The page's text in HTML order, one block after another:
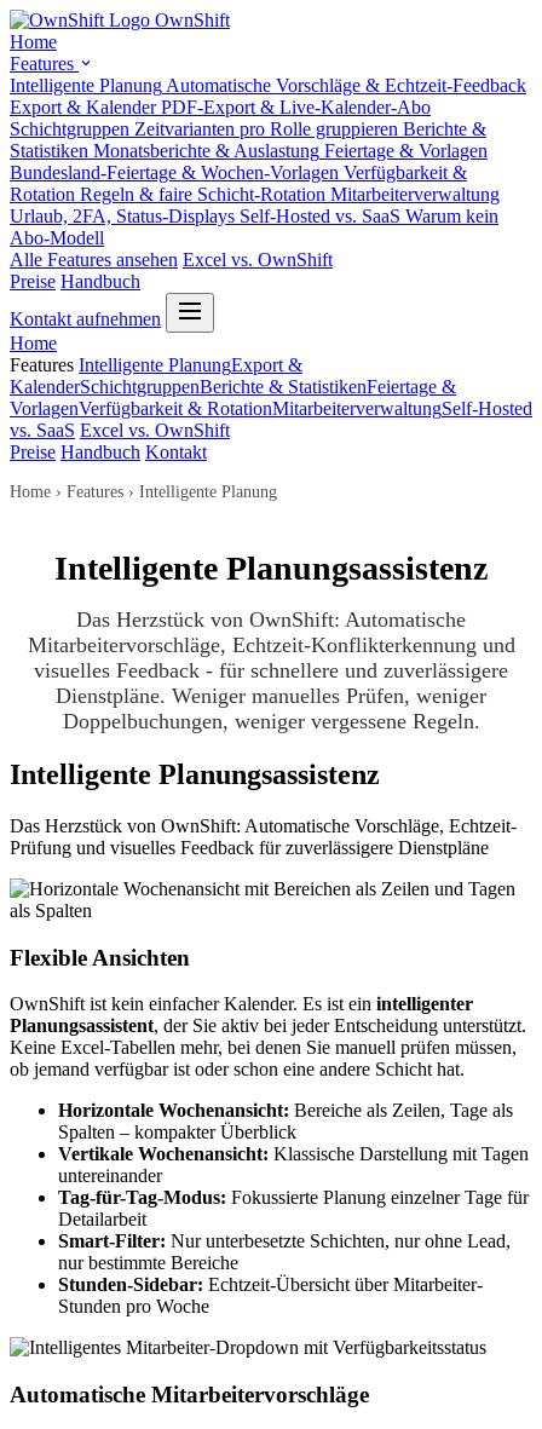
OwnShift
Home
Features
Intelligente Planung Automatische Vorschläge & Echtzeit-Feedback
Export & Kalender PDF-Export & Live-Kalender-Abo
Schichtgruppen Zeitvarianten pro Rolle gruppieren Berichte &
Statistiken Monatsberichte & Auslastung Feiertage & Vorlagen
Bundesland-Feiertage & Wochen-Vorlagen Verfügbarkeit &
Rotation Regeln & faire Schicht-Rotation Mitarbeiterverwaltung
Urlaub, 2FA, Status-Displays Self-Hosted vs. SaaS Warum kein
Abo-Modell
Alle Features ansehen Excel vs. OwnShift
Preise Handbuch
Kontakt aufnehmen
Home
Features Intelligente PlanungExport &
KalenderSchichtgruppenBerichte & StatistikenFeiertage &
VorlagenVerfügbarkeit & RotationMitarbeiterverwaltungSelf-Hosted
vs. SaaS Excel vs. OwnShift
Preise Handbuch Kontakt
Home › Features › Intelligente Planung
Intelligente Planungsassistenz
Das Herzstück von OwnShift: Automatische
Mitarbeitervorschläge, Echtzeit-Konflikterkennung und
visuelles Feedback - für schnellere und zuverlässigere
Dienstpläne. Weniger manuelles Prüfen, weniger
Doppelbuchungen, weniger vergessene Regeln.
Intelligente Planungsassistenz
Das Herzstück von OwnShift: Automatische Vorschläge, Echtzeit-
Prüfung und visuelles Feedback für zuverlässigere Dienstpläne
Flexible Ansichten
OwnShift ist kein einfacher Kalender. Es ist ein intelligenter
Planungsassistent, der Sie aktiv bei jeder Entscheidung unterstützt.
Keine Excel-Tabellen mehr, bei denen Sie manuell prüfen müssen,
ob jemand verfügbar ist oder schon eine andere Schicht hat.
Horizontale Wochenansicht: Bereiche als Zeilen, Tage als
Spalten – kompakter Überblick
Vertikale Wochenansicht: Klassische Darstellung mit Tagen
untereinander
Tag-für-Tag-Modus: Fokussierte Planung einzelner Tage für
Detailarbeit
Smart-Filter: Nur unterbesetzte Schichten, nur ohne Lead,
nur bestimmte Bereiche
Stunden-Sidebar: Echtzeit-Übersicht über Mitarbeiter-
Stunden pro Woche
Automatische Mitarbeitervorschläge